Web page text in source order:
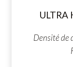
ULTRA
Densité de